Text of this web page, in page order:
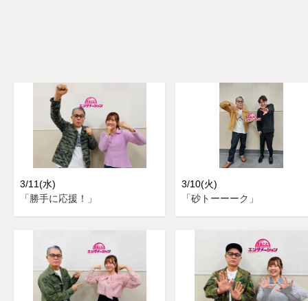
3/11(水)
「勝手に応援！」
3/10(火)
「砂トーーーク」